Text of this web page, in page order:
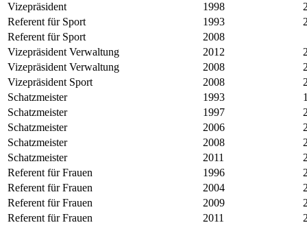
Vizepräsident
1998
Referent für Sport
1993
Referent für Sport
2008
Vizepräsident Verwaltung
2012
Vizepräsident Verwaltung
2008
Vizepräsident Sport
2008
Schatzmeister
1993
Schatzmeister
1997
Schatzmeister
2006
Schatzmeister
2008
Schatzmeister
2011
Referent für Frauen
1996
Referent für Frauen
2004
Referent für Frauen
2009
Referent für Frauen
2011